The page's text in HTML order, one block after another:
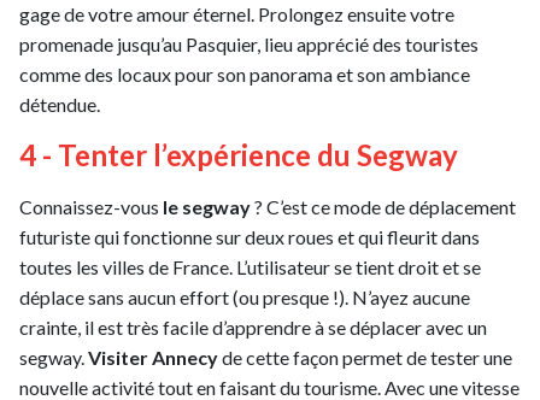
gage de votre amour éternel. Prolongez ensuite votre
promenade jusqu’au Pasquier, lieu apprécié des touristes
comme des locaux pour son panorama et son ambiance
détendue.
4 - Tenter l’expérience du Segway
Connaissez-vous le segway? C’est ce mode de déplacement
futuriste qui fonctionne sur deux roues et qui fleurit dans
toutes les villes de France. L’utilisateur se tient droit et se
déplace sans aucun effort (ou presque !). N’ayez aucune
crainte, il est très facile d’apprendre à se déplacer avec un
segway. Visiter Annecyde cette façon permet de tester une
nouvelle activité tout en faisant du tourisme. Avec une vitesse